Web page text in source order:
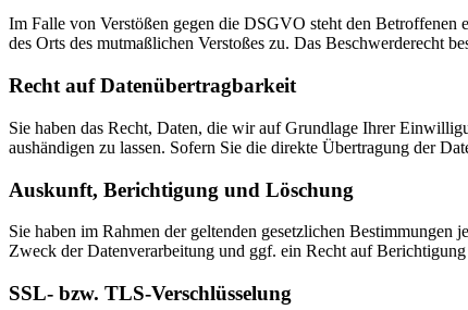
Im Falle von Verstößen gegen die DSGVO steht den Betroffenen
des Orts des mutmaßlichen Verstoßes zu. Das Beschwerderecht
Recht auf Datenübertragbarkeit
Sie haben das Recht, Daten, die wir auf Grundlage Ihrer
aushändigen zu lassen. Sofern Sie die direkte Übertragung der
Auskunft, Berichtigung und Löschung
Sie haben im Rahmen der geltenden gesetzlichen
Zweck der Datenverarbeitung und ggf. ein Recht auf
SSL- bzw. TLS-Verschlüsselung